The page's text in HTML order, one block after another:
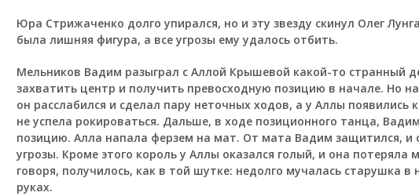
Юра Стрижаченко долго упирался, но и эту звезду скинул Олег
была лишняя фигура, а все угрозы ему удалось отбить.
Мельников Вадим разыграл с Аллой Крышевой какой-то странный
захватить центр и получить превосходную позицию в начале. Но
он расслабился и сделал пару неточных ходов, а у Аллы появились
не успела рокироваться. Дальше, в ходе позиционного танца,
позицию. Алла напала ферзем на мат. От мата Вадим защитился, и
угрозы. Кроме этого король у Аллы оказался голый, и она потеряла
говоря, получилось, как в той шутке: недолго мучалась старушка
руках.